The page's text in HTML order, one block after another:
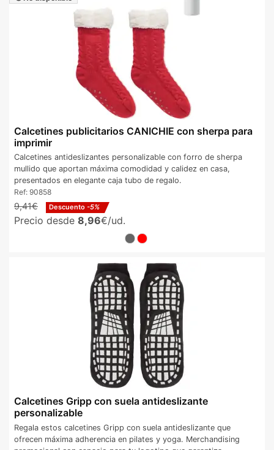
Calcetines publicitarios CANICHIE con sherpa para
imprimir
Calcetines antideslizantes personalizable con forro de sherpa
mullido que aportan máxima comodidad y calidez en casa,
presentados en elegante caja tubo de regalo.
Ref: 90858
9,41€ Descuento -5%
Precio desde 8,96€/ud.
Calcetines Gripp con suela antideslizante
personalizable
Regala estos calcetines Gripp con suela antideslizante que
ofrecen máxima adherencia en pilates y yoga. Merchandising